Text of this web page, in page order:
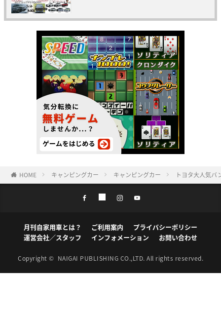
HOME キャンピングカー キャンピングカー トヨタ大人気
月刊自家用車とは？ ご利用案内
プライバシーポリシー
運営会社／スタッフ
インフォメーション お問い合わせ
Copyright © NAIGAI PUBLISHING CO.,LTD. All rights reserved.